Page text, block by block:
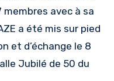
membres avec à sa
a été mis sur pied
et d’échange le 8
Jubilé de 50 du